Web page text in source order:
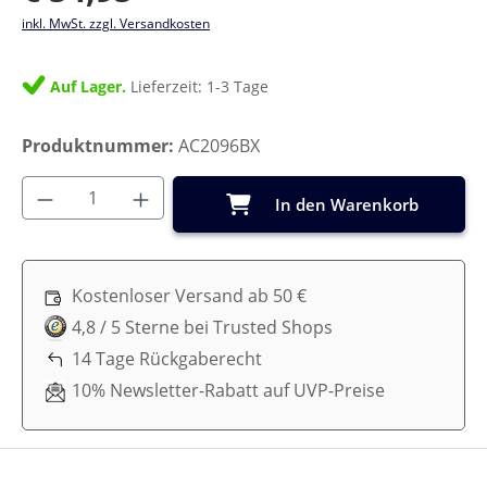
inkl. MwSt. zzgl. Versandkosten
Auf Lager. Lieferzeit: 1-3 Tage
Produktnummer: AC2096BX
Produkt Anzahl: Gib den gewünschten
In den Warenkorb
Kostenloser Versand ab 50 €
4,8 / 5 Sterne bei Trusted Shops
14 Tage Rückgaberecht
10% Newsletter-Rabatt auf UVP-Preise